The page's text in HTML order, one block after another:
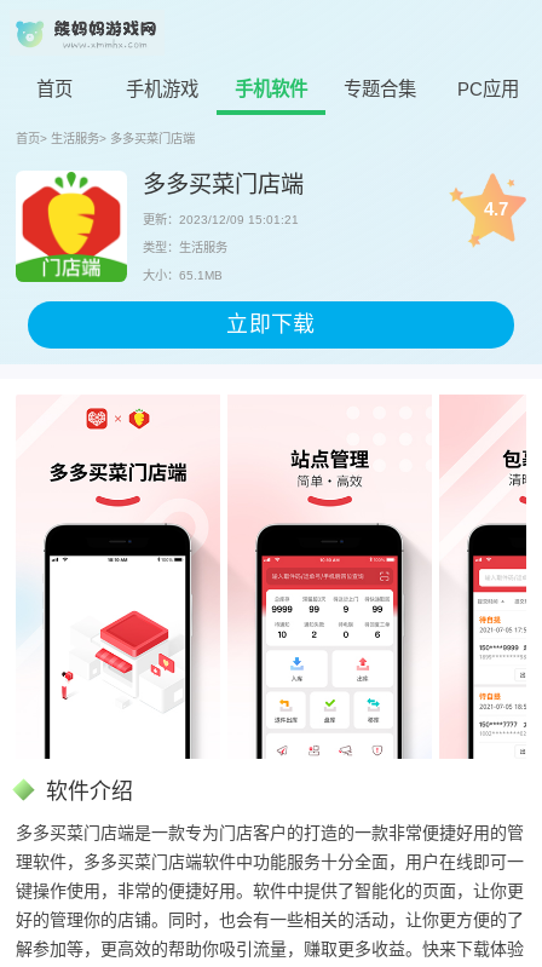
首页 手机游戏 手机软件 专题合集 PC应用
首页> 生活服务> 多多买菜门店端
多多买菜门店端
更新：2023/12/09 15:01:21
类型：生活服务
大小：65.1MB
4.7
立即下载
软件介绍
多多买菜门店端是一款专为门店客户的打造的一款非常便捷好用的管
理软件， 多多买菜门店端软件中功能服务十分全面，用户在线即可一
键操作使用，非常的便捷好用。软件中提供了智能化的页面，让你更
好的管理你的店铺。同时，也会有一些相关的活动，让你更方便的了
解参加等，更高效的帮助你吸引流量，赚取更多收益。快来下载体验